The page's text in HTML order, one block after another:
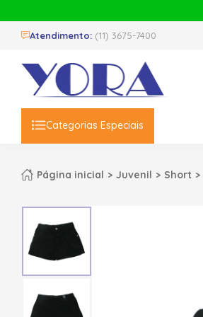
Atendimento: (11) 3675-7400
Categorias Especiais
Página inicial Juvenil Short